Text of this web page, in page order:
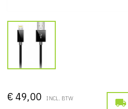
€ 49,00 INCL. BTW 